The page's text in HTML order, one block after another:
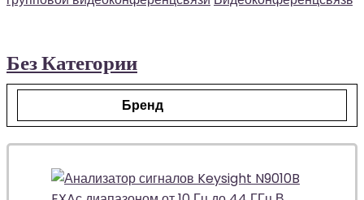
Без Категории
Бренд